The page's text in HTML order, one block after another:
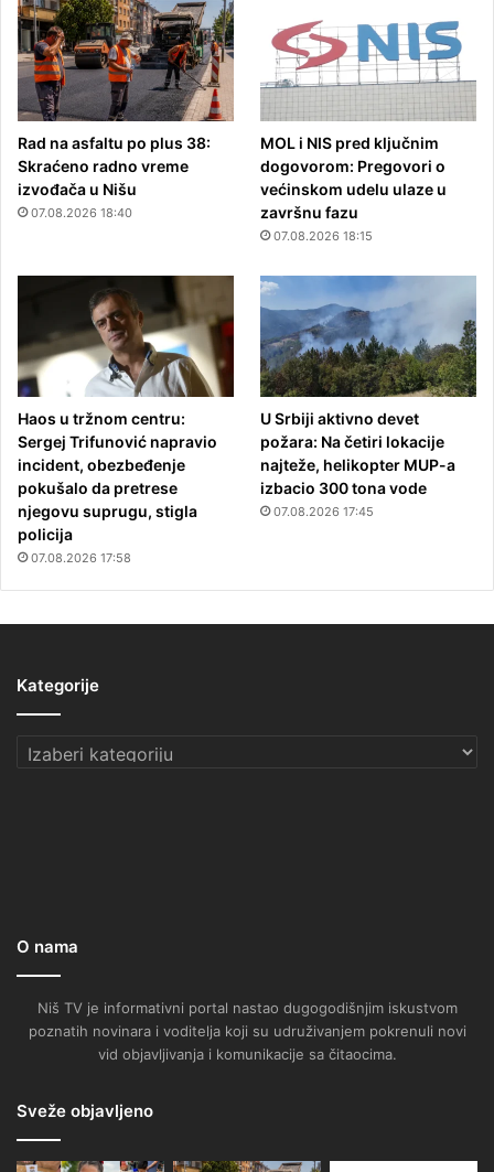
Rad na asfaltu po plus 38:
Skraćeno radno vreme
izvođača u Nišu
07.08.2026 18:40
MOL i NIS pred ključnim
dogovorom: Pregovori o
većinskom udelu ulaze u
završnu fazu
07.08.2026 18:15
Haos u tržnom centru:
Sergej Trifunović napravio
incident, obezbeđenje
pokušalo da pretrese
njegovu suprugu, stigla
policija
07.08.2026 17:58
U Srbiji aktivno devet
požara: Na četiri lokacije
najteže, helikopter MUP-a
izbacio 300 tona vode
07.08.2026 17:45
Kategorije
Kategorije
O nama
Niš TV je informativni portal nastao dugogodišnjim iskustvom
poznatih novinara i voditelja koji su udruživanjem pokrenuli novi
vid objavljivanja i komunikacije sa čitaocima.
Sveže objavljeno